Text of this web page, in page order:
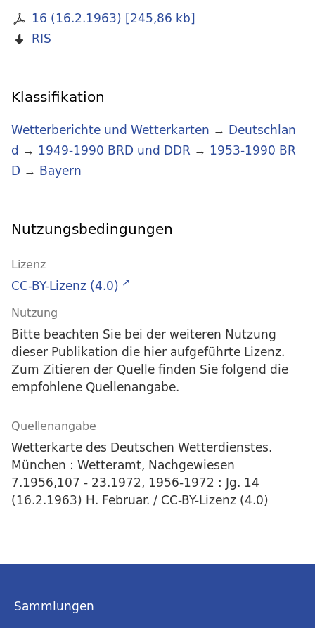
16 (16.2.1963) [245,86 kb]
RIS
Klassifikation
Wetterberichte und Wetterkarten → Deutschlan
d → 1949-1990 BRD und DDR → 1953-1990 BR
D → Bayern
Nutzungsbedingungen
Lizenz
CC-BY-Lizenz (4.0)
Nutzung
Bitte beachten Sie bei der weiteren Nutzung
dieser Publikation die hier aufgeführte Lizenz.
Zum Zitieren der Quelle finden Sie folgend die
empfohlene Quellenangabe.
Quellenangabe
Wetterkarte des Deutschen Wetterdienstes.
München : Wetteramt, Nachgewiesen
7.1956,107 - 23.1972, 1956-1972 : Jg. 14
(16.2.1963) H. Februar. / CC-BY-Lizenz (4.0)
Sammlungen